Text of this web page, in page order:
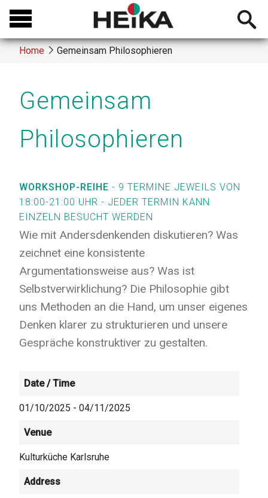
Skip
main
content
Open
Home Gemeinsam Philosophieren
Gemeinsam
Philosophieren
WORKSHOP-REIHE - 9 TERMINE JEWEILS VON
18:00-21:00 UHR - JEDER TERMIN KANN
EINZELN BESUCHT WERDEN
Wie mit Andersdenkenden diskutieren? Was
zeichnet eine konsistente
Argumentationsweise aus? Was ist
Selbstverwirklichung? Die Philosophie gibt
uns Methoden an die Hand, um unser eigenes
Denken klarer zu strukturieren und unsere
Gespräche konstruktiver zu gestalten.
Date / Time
01/10/2025 - 04/11/2025
Venue
Kulturküche Karlsruhe
Address